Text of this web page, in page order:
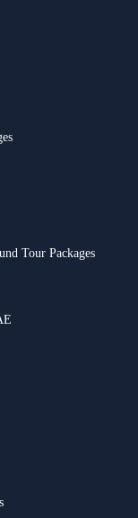
طيران الإمارات تشغّل
تطلق بطاقة إيميريتس
إلى لندن مباشرة مع
الإمارات:
Tour Packages